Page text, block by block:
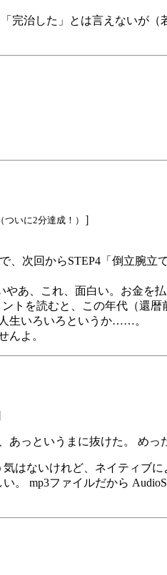
完治した」とは言えないが
いに2分達成！） ］
、次回からSTEP4「倒立腕
あ、これ、面白い。お金を払
トを読むと、この年代（還
生いろいろというか……。
んよ。
っというまに抜けた。 めっ
はないけれど、ネイティ
。 mp3ファイルだから